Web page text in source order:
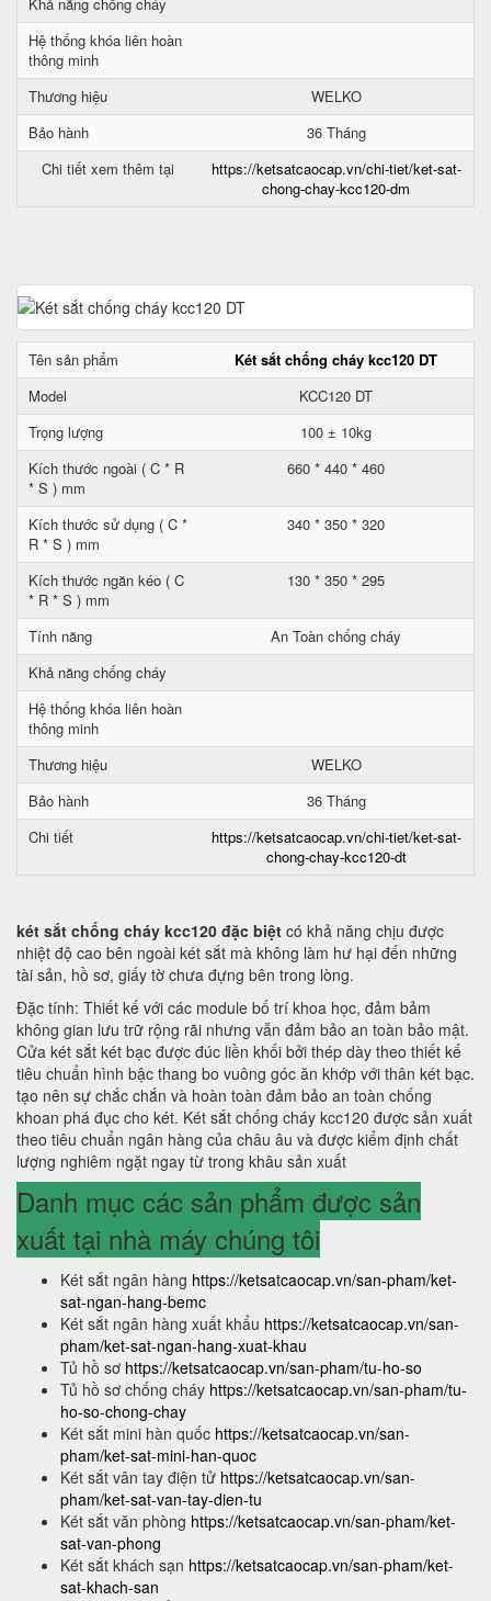
Hệ thống khóa liên hoàn
thông minh
Thương hiệu
WELKO
Bảo hành
36 Tháng
Chi tiết xem thêm tại
https://ketsatcaocap.vn/chi-tiet/ket-sat-
chong-chay-kcc120-dm
Tên sản phẩm
Két sắt chống cháy kcc120 DT
Model
KCC120 DT
Trọng lượng
100 ± 10kg
Kích thước ngoài ( C * R
* S ) mm
660 * 440 * 460
Kích thước sử dụng ( C *
R * S ) mm
340 * 350 * 320
Kích thước ngăn kéo ( C
* R * S ) mm
130 * 350 * 295
Tính năng
An Toàn chống cháy
Khả năng chống cháy
Hệ thống khóa liên hoàn
thông minh
Thương hiệu
WELKO
Bảo hành
36 Tháng
Chi tiết
https://ketsatcaocap.vn/chi-tiet/ket-sat-
chong-chay-kcc120-dt
két sắt chống cháy kcc120 đặc biệt có khả năng chịu được
nhiệt độ cao bên ngoài két sắt mà không làm hư hại đến những
tài sản, hồ sơ, giấy tờ chưa đựng bên trong lòng.
Đặc tính: Thiết kế với các module bố trí khoa học, đảm bảm
không gian lưu trữ rộng rãi nhưng vẫn đảm bảo an toàn bảo mật.
Cửa két sắt két bạc được đúc liền khối bởi thép dày theo thiết kế
tiêu chuẩn hình bậc thang bo vuông góc ăn khớp với thân két bạc.
tạo nên sự chắc chắn và hoàn toàn đảm bảo an toàn chống
khoan phá đục cho két. Két sắt chống cháy kcc120 được sản xuất
theo tiêu chuẩn ngân hàng của châu âu và được kiểm định chất
lượng nghiêm ngặt ngay từ trong khâu sản xuất
Danh mục các sản phẩm được sản
xuất tại nhà máy chúng tôi
Két sắt ngân hàng https://ketsatcaocap.vn/san-pham/ket-
sat-ngan-hang-bemc
Két sắt ngân hàng xuất khẩu https://ketsatcaocap.vn/san-
pham/ket-sat-ngan-hang-xuat-khau
Tủ hồ sơ https://ketsatcaocap.vn/san-pham/tu-ho-so
Tủ hồ sơ chống cháy https://ketsatcaocap.vn/san-pham/tu-
ho-so-chong-chay
Két sắt mini hàn quốc https://ketsatcaocap.vn/san-
pham/ket-sat-mini-han-quoc
Két sắt vân tay điện tử https://ketsatcaocap.vn/san-
pham/ket-sat-van-tay-dien-tu
Két sắt văn phòng https://ketsatcaocap.vn/san-pham/ket-
sat-van-phong
Két sắt khách sạn https://ketsatcaocap.vn/san-pham/ket-
sat-khach-san